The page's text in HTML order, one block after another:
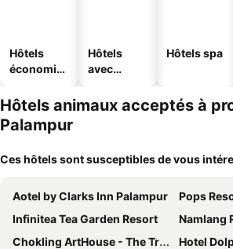
Hôtels
économiq
Hôtels
avec
Hôtels spa
Hôtels animaux acceptés à
Palampur
Ces hôtels sont susceptibles de vous
Aotel by Clarks Inn Palampur
Pops
Infinitea Tea Garden Resort
Namlang
Chokling ArtHouse - The Treasure of Himalayas
Hotel